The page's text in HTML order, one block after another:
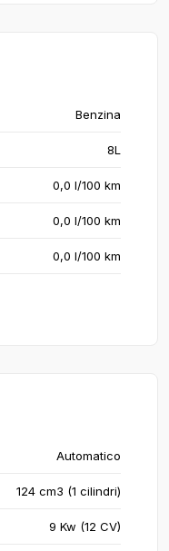
Benzina
8L
0,0 l/100 km
0,0 l/100 km
0,0 l/100 km
Automatico
124 cm3 (1 cilindri)
9 Kw (12 CV)